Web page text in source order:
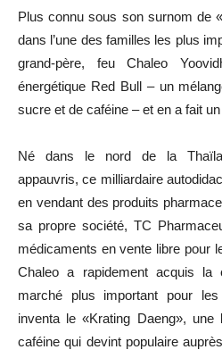
Plus connu sous son surnom de
dans l’une des familles les plus
grand-père, feu Chaleo
énergétique Red Bull – un
sucre et de caféine – et en a fait
Né dans le nord de la
appauvris, ce milliardaire
en vendant des produits
sa propre société, TC
médicaments en vente libre pour
Chaleo a rapidement acquis la
marché plus important pour
inventa le «Krating Daeng»,
caféine qui devint populaire